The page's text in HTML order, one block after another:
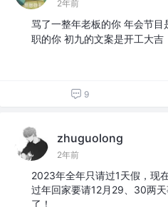
2年前
骂了一整年老板的你 年会节
职的你 初九的文案是开工大吉
9
zhuguolong
2年前
2023年全年只请过1天假，现
过年回家要请12月29、30两
了！